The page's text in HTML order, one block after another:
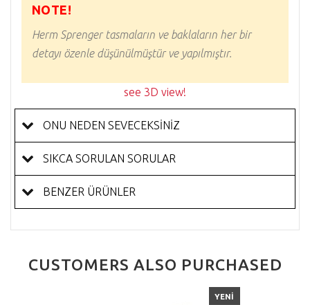
NOTE!
Herm Sprenger tasmaların ve baklaların her bir
detayı özenle düşünülmüştür ve yapılmıştır.
see 3D view!
ONU NEDEN SEVECEKSİNİZ
SIKCA SORULAN SORULAR
BENZER ÜRÜNLER
CUSTOMERS ALSO PURCHASED
YENI